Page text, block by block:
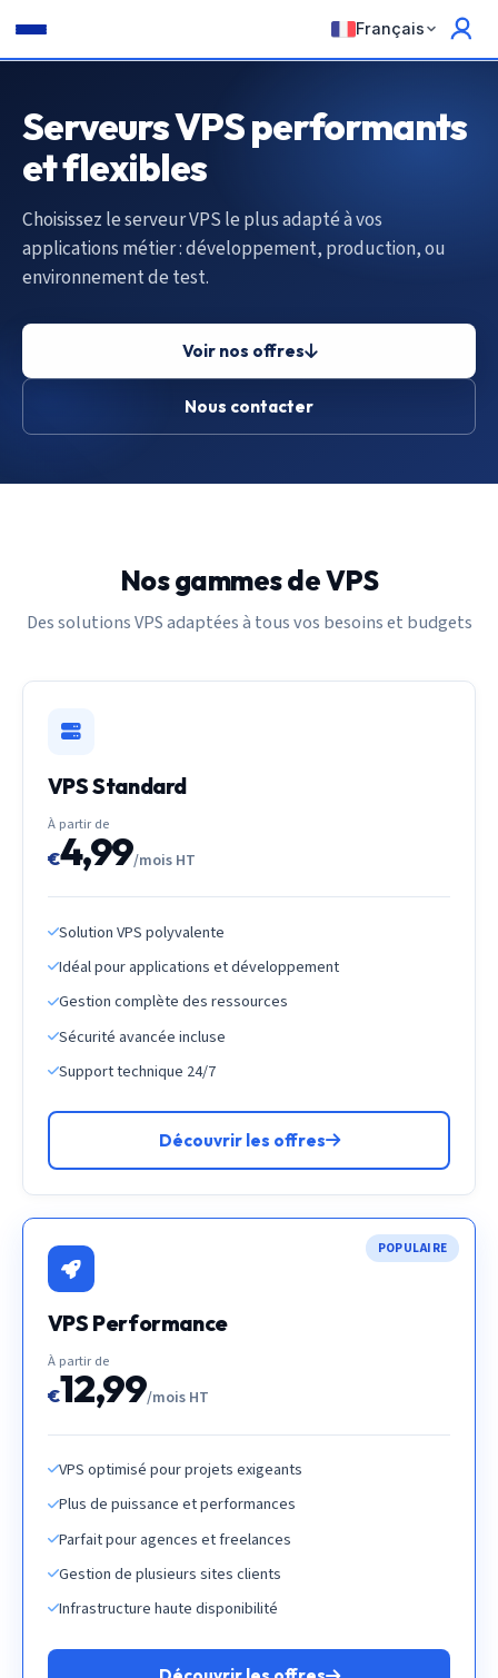
Français
Serveurs VPS performants
et flexibles
Choisissez le serveur VPS le plus adapté à vos
applications métier : développement, production, ou
environnement de test.
Voir nos offres
Nous contacter
Nos gammes de VPS
Des solutions VPS adaptées à tous vos besoins et budgets
VPS Standard
À partir de
€4,99/mois HT
Solution VPS polyvalente
Idéal pour applications et développement
Gestion complète des ressources
Sécurité avancée incluse
Support technique 24/7
Découvrir les offres
POPULAIRE
VPS Performance
À partir de
€12,99/mois HT
VPS optimisé pour projets exigeants
Plus de puissance et performances
Parfait pour agences et freelances
Gestion de plusieurs sites clients
Infrastructure haute disponibilité